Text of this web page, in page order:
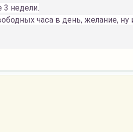
3 недели.
часа в день, желание, ну